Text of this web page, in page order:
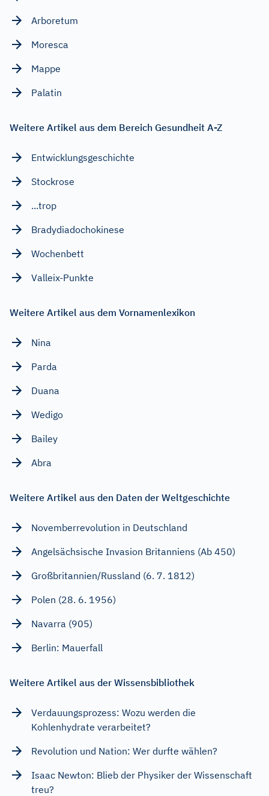
Arboretum
Moresca
Mappe
Palatin
Weitere Artikel aus dem Bereich Gesundheit A-Z
Entwicklungsgeschichte
Stockrose
...trop
Bradydiadochokinese
Wochenbett
Valleix-Punkte
Weitere Artikel aus dem Vornamenlexikon
Nina
Parda
Duana
Wedigo
Bailey
Abra
Weitere Artikel aus den Daten der Weltgeschichte
Novemberrevolution in Deutschland
Angelsächsische Invasion Britanniens (Ab 450)
Großbritannien/Russland (6. 7. 1812)
Polen (28. 6. 1956)
Navarra (905)
Berlin: Mauerfall
Weitere Artikel aus der Wissensbibliothek
Verdauungsprozess: Wozu werden die
Kohlenhydrate verarbeitet?
Revolution und Nation: Wer durfte wählen?
Isaac Newton: Blieb der Physiker der Wissenschaft
treu?